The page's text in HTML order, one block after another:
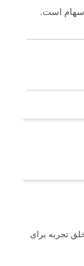
سهام است.
تجربه برای